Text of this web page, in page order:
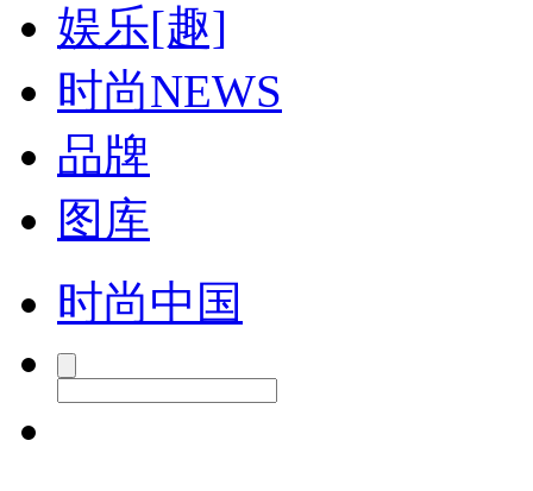
娱乐[趣]
时尚NEWS
品牌
图库
时尚中国